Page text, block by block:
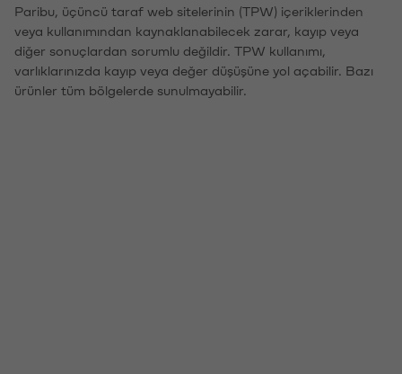
Paribu, üçüncü taraf web sitelerinin (TPW) içeriklerinden
veya kullanımından kaynaklanabilecek zarar, kayıp veya
diğer sonuçlardan sorumlu değildir. TPW kullanımı,
varlıklarınızda kayıp veya değer düşüşüne yol açabilir. Bazı
ürünler tüm bölgelerde sunulmayabilir.